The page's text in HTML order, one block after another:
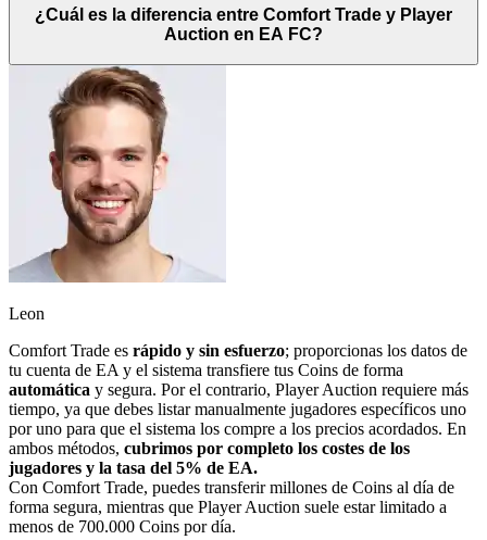
¿Cuál es la diferencia entre Comfort Trade y Player
Auction en EA FC?
Leon
Comfort Trade es rápido y sin esfuerzo; proporcionas los datos de
tu cuenta de EA y el sistema transfiere tus Coins de forma
automática y segura. Por el contrario, Player Auction requiere más
tiempo, ya que debes listar manualmente jugadores específicos uno
por uno para que el sistema los compre a los precios acordados. En
ambos métodos, cubrimos por completo los costes de los
jugadores y la tasa del 5% de EA.
Con Comfort Trade, puedes transferir millones de Coins al día de
forma segura, mientras que Player Auction suele estar limitado a
menos de 700.000 Coins por día.